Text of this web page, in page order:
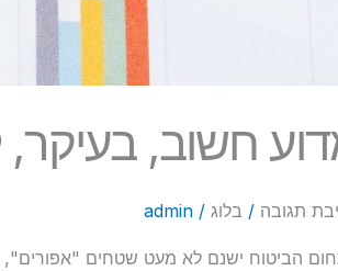
חשוב, בעיקר,
תגובה / בלוג /
admin
הביטוח ישנם לא מעט שטחים "אפורים",